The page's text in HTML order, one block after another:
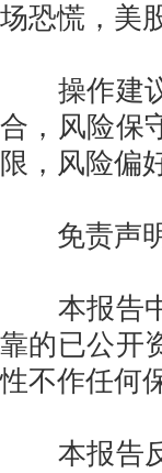
场恐慌，美
操作建议
合，风险保
限，风险偏
免责声
本报告中
靠的已公开
性不作任何
本报告反